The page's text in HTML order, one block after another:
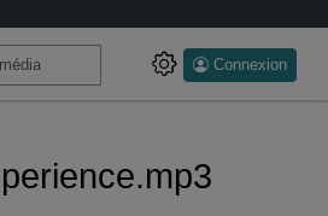
Connexion